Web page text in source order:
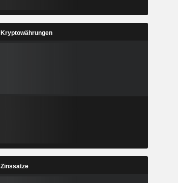
Kryptowährungen
Zinssätze